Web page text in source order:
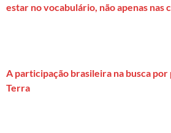
estar no vocabulário, não apenas nas
A participação brasileira na busca por
Terra